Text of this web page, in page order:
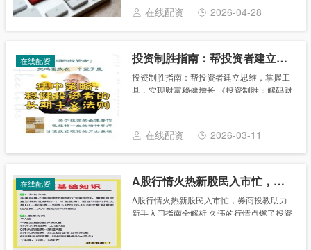
17家APP呈现正增长。涨......
在线配资 2026-04-28
在线配资 投资制胜指南：帮投资者建立思维，掌握工具，实现财富稳健增长
投资制胜指南：帮投资者建立思维，掌握工
具，实现财富稳健增长 《投资制胜：解码财
入浅出的投资入门与进阶指南，旨在帮助
广......
在线配资 2026-03-11
在线配资 A股行情火热新股民入市忙，券商投教助力新手入门指南全解析
A股行情火热新股民入市忙，券商投教助力
新手入门指南全解析 久违的行情点燃了投资